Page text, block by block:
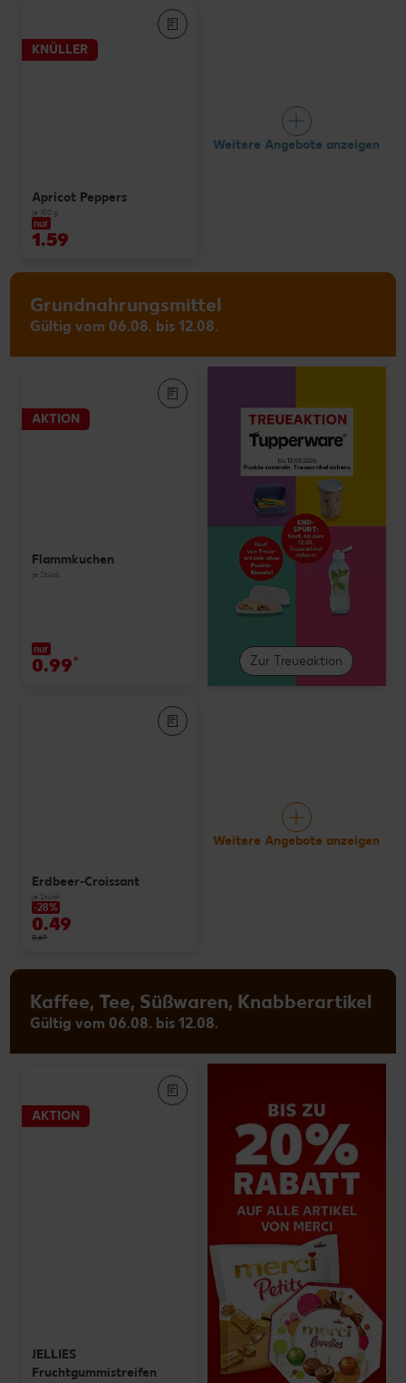
KNÜLLER
Apricot Peppers
je 100 g
nur
1.59
Weitere Angebote anzeigen
Grundnahrungsmittel
Gültig vom 06.08. bis 12.08.
Zur Treueaktion
AKTION
Flammkuchen
je Stück
nur
0.99*
Erdbeer-Croissant
je Stück
-28%
0.49
0.69
Weitere Angebote anzeigen
Kaffee, Tee, Süßwaren, Knabberartikel
Gültig vom 06.08. bis 12.08.
AKTION
JELLIES
Fruchtgummistreifen